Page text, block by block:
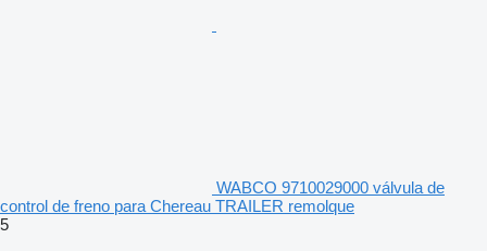
WABCO 9710029000 válvula de
control de freno para Chereau TRAILER remolque
5